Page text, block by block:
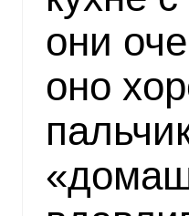
они
оно